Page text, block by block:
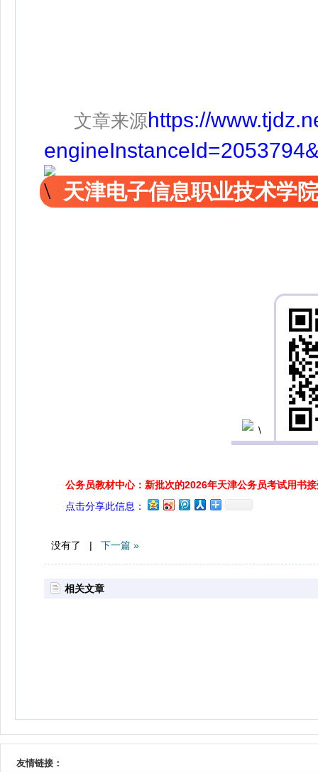
文章来源https://
天津电子信息职业技术学
公务员教材中心：新批次的2026年天津公务员考试用书
点击分享此信息：
没有了 | 下一篇 »
相关文章
友情链接：